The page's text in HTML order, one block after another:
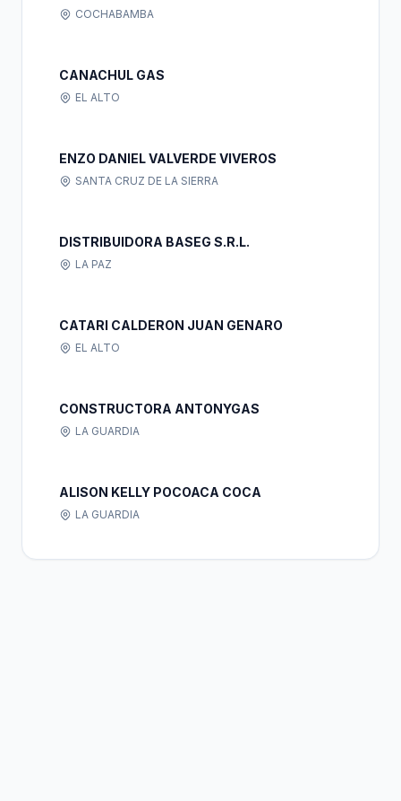
COCHABAMBA
CANACHUL GAS
EL ALTO
ENZO DANIEL VALVERDE VIVEROS
SANTA CRUZ DE LA SIERRA
DISTRIBUIDORA BASEG S.R.L.
LA PAZ
CATARI CALDERON JUAN GENARO
EL ALTO
CONSTRUCTORA ANTONYGAS
LA GUARDIA
ALISON KELLY POCOACA COCA
LA GUARDIA